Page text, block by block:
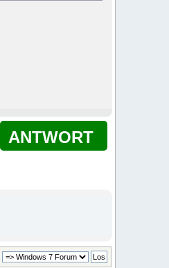
ANTWORT